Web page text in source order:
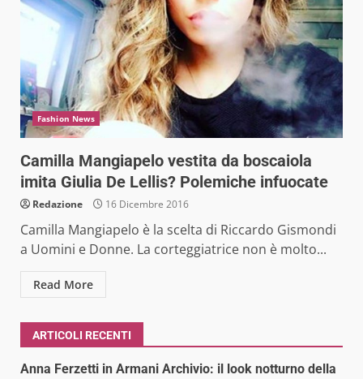
Fashion News
Camilla Mangiapelo vestita da boscaiola
imita Giulia De Lellis? Polemiche infuocate
Redazione 16 Dicembre 2016
Camilla Mangiapelo è la scelta di Riccardo Gismondi
a Uomini e Donne. La corteggiatrice non è molto...
Read More
ARTICOLI RECENTI
Anna Ferzetti in Armani Archivio: il look notturno della